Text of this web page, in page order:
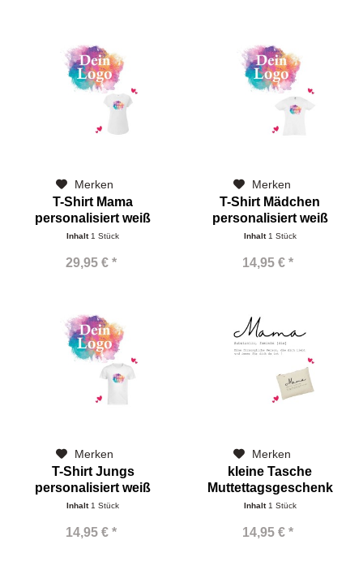
Merken
T-Shirt Mama
personalisiert weiß
Inhalt 1 Stück
29,95 € *
Merken
T-Shirt Mädchen
personalisiert weiß
Inhalt 1 Stück
14,95 € *
Merken
T-Shirt Jungs
personalisiert weiß
Inhalt1 Stück
14,95 € *
Merken
kleine Tasche
Muttettagsgeschenk
Mama
Inhalt1 Stück
14,95 € *